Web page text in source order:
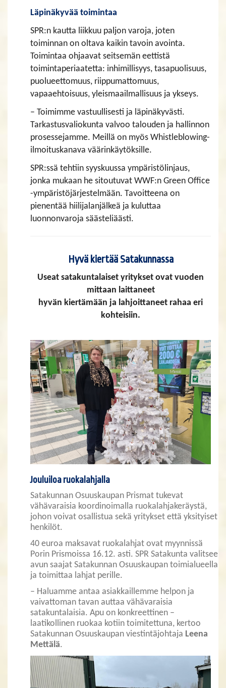
Läpinäkyvää toimintaa
SPR:n kautta liikkuu paljon varoja, joten
toiminnan on oltava kaikin tavoin avointa.
Toimintaa ohjaavat seitsemän eettistä
toimintaperiaatetta: inhimillisyys, tasapuolisuus,
puolueettomuus, riippumattomuus,
vapaaehtoisuus, yleismaailmallisuus ja ykseys.
– Toimimme vastuullisesti ja läpinäkyvästi.
Tarkastusvaliokunta valvoo talouden ja hallinnon
prosessejamme. Meillä on myös Whistleblowing-
ilmoituskanava väärinkäytöksille.
SPR:ssä tehtiin syyskuussa ympäristölinjaus,
jonka mukaan he sitoutuvat WWF:n Green Office
-ympäristöjärjestelmään. Tavoitteena on
pienentää hiilijalanjälkeä ja kuluttaa
luonnonvaroja säästeliäästi.
Hyvä kiertää Satakunnassa
Useat satakuntalaiset yritykset ovat vuoden
mittaan laittaneet
hyvän kiertämään ja lahjoittaneet rahaa eri
kohteisiin.
Jouluiloa ruokalahjalla
Satakunnan Osuuskaupan Prismat tukevat
vähävaraisia koordinoimalla ruokalahjakeräystä,
johon voivat osallistua sekä yritykset että yksityiset
henkilöt.
40 euroa maksavat ruokalahjat ovat myynnissä
Porin Prismoissa 16.12. asti. SPR Satakunta valitsee
avun saajat Satakunnan Osuuskaupan toimialueella
ja toimittaa lahjat perille.
– Haluamme antaa asiakkaillemme helpon ja
vaivattoman tavan auttaa vähävaraisia
satakuntalaisia. Apu on konkreettinen –
laatikollinen ruokaa kotiin toimitettuna, kertoo
Satakunnan Osuuskaupan viestintäjohtaja Leena
Mettälä.